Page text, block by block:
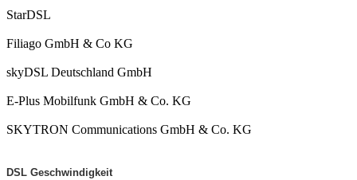
StarDSL
Filiago GmbH & Co KG
skyDSL Deutschland GmbH
E-Plus Mobilfunk GmbH & Co. KG
SKYTRON Communications GmbH & Co. KG
DSL Geschwindigkeit